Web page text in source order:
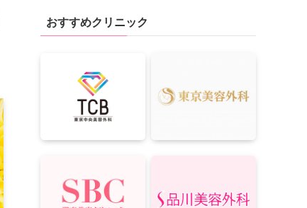
おすすめクリニック